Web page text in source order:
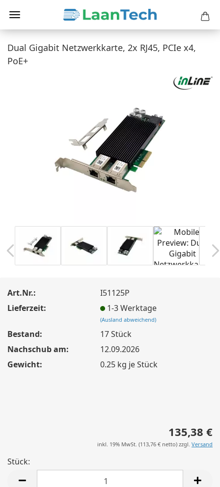
Dual Gigabit Netzwerkkarte, 2x RJ45, PCIe x4,
PoE+
Art.Nr.:
I51125P
Lieferzeit:
1-3 Werktage
(Ausland abweichend)
Bestand: 17Stück
Nachschub am:
12.09.2026
Gewicht:
0.25 kg je Stück
135,38 €
inkl. 19% MwSt. (113,76 € netto) zzgl. Versand
Stück: